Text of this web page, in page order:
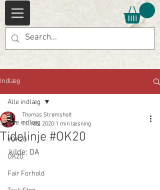
Indlæg
Alle indlæg
#OK20
OK20
Fair Forhold
Alle indlæg
Tidelinje #OK20
Thomas Strømsholt
11. feb. 2020 1 min læsning
kilde: DA